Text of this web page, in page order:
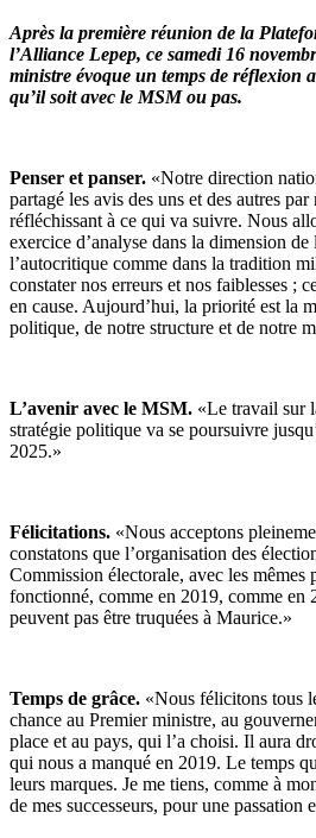
Après la première réunion de la
l’Alliance Lepep, ce samedi 16
ministre évoque un temps de réflexion
qu’il soit avec le MSM ou pas.
Penser et panser. «Notre direction
partagé les avis des uns et des autres
réfléchissant à ce qui va suivre. Nous
exercice d’analyse dans la dimension
l’autocritique comme dans la tradition
constater nos erreurs et nos faiblesses ;
en cause. Aujourd’hui, la priorité est la
politique, de notre structure et de notre
L’avenir avec le MSM. «Le travail sur
stratégie politique va se poursuivre
2025.»
Félicitations. «Nous acceptons
constatons que l’organisation des
Commission électorale, avec les mêmes
fonctionné, comme en 2019, comme en
peuvent pas être truquées à Maurice.»
Temps de grâce. «Nous félicitons tous
chance au Premier ministre, au
place et au pays, qui l’a choisi. Il aura
qui nous a manqué en 2019. Le temps
leurs marques. Je me tiens, comme à
de mes successeurs, pour une passation